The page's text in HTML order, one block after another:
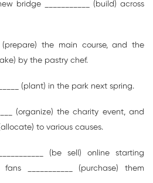
bridge ___________ (build) across
(prepare) the main course, and the
by the pastry chef.
(plant) in the park next spring.
(organize) the charity event, and
to various causes.
(be sell) online starting
___________ (purchase) them